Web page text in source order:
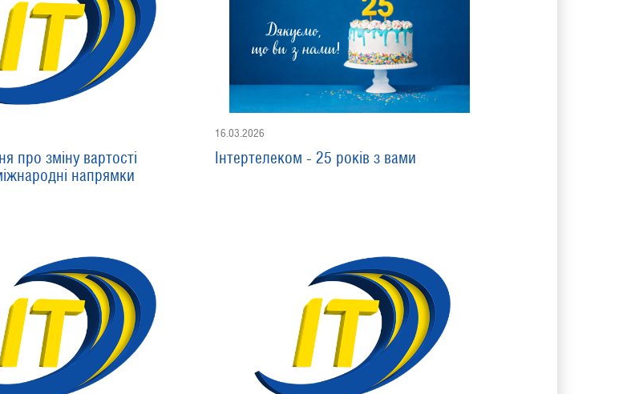
про зміну вартості
напрямки
16.03.2026
Інтертелеком - 25 років з вами